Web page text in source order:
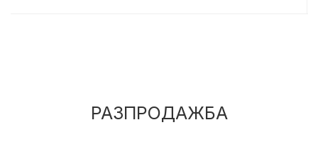
РАЗПРОДАЖБА